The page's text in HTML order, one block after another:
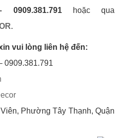
0909.381.791
hoặc qua
vui lòng liên hệ đến:
0909.381.791
Phường Tây Thạnh, Quận